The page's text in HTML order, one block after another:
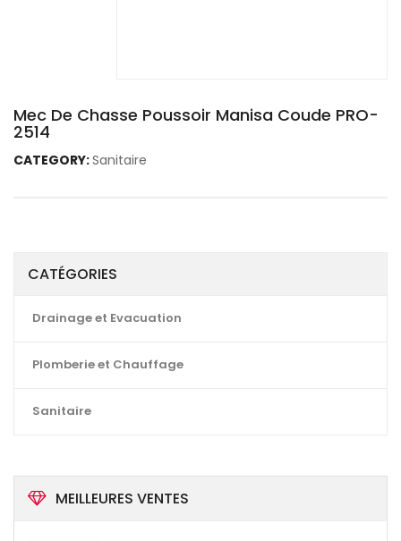
CATÉGORIES
Drainage et Evacuation
Plomberie et Chauffage
Sanitaire
MEILLEURES VENTES
Mec De Chasse Poussoir Manisa Coude PRO-
2514
CATEGORY:Sanitaire